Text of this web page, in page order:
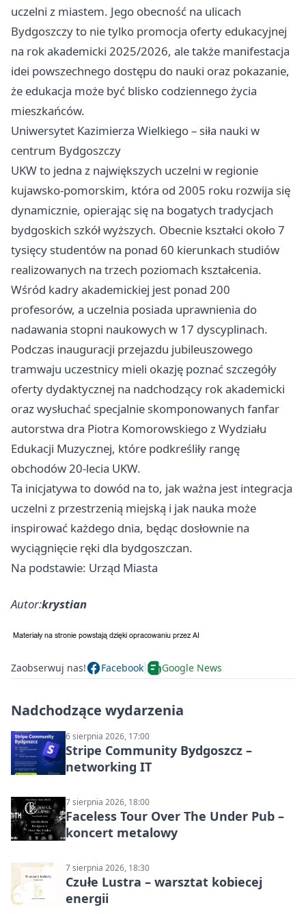
uczelni z miastem. Jego obecność na ulicach
Bydgoszczy to nie tylko promocja oferty edukacyjnej
na rok akademicki 2025/2026, ale także manifestacja
idei powszechnego dostępu do nauki oraz pokazanie,
że edukacja może być blisko codziennego życia
mieszkańców.
Uniwersytet Kazimierza Wielkiego – siła nauki w
centrum Bydgoszczy
UKW to jedna z największych uczelni w regionie
kujawsko-pomorskim, która od 2005 roku rozwija się
dynamicznie, opierając się na bogatych tradycjach
bydgoskich szkół wyższych. Obecnie kształci około 7
tysięcy studentów na ponad 60 kierunkach studiów
realizowanych na trzech poziomach kształcenia.
Wśród kadry akademickiej jest ponad 200
profesorów, a uczelnia posiada uprawnienia do
nadawania stopni naukowych w 17 dyscyplinach.
Podczas inauguracji przejazdu jubileuszowego
tramwaju uczestnicy mieli okazję poznać szczegóły
oferty dydaktycznej na nadchodzący rok akademicki
oraz wysłuchać specjalnie skomponowanych fanfar
autorstwa dra Piotra Komorowskiego z Wydziału
Edukacji Muzycznej, które podkreśliły rangę
obchodów 20-lecia UKW.
Ta inicjatywa to dowód na to, jak ważna jest integracja
uczelni z przestrzenią miejską i jak nauka może
inspirować każdego dnia, będąc dosłownie na
wyciągnięcie ręki dla bydgoszczan.
Na podstawie: Urząd Miasta
Autor:krystian
Zaobserwuj nas! Facebook Google News
Nadchodzące wydarzenia
6 sierpnia 2026, 17:00
Stripe Community Bydgoszcz –
networking IT
7 sierpnia 2026, 18:00
Faceless Tour Over The Under Pub –
koncert metalowy
7 sierpnia 2026, 18:30
Czułe Lustra – warsztat kobiecej
energii